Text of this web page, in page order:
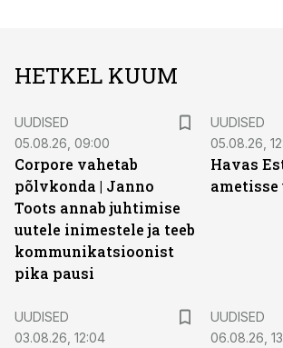
HETKEL KUUM
UUDISED
05.08.26, 09:00
Corpore vahetab
põlvkonda | Janno
Toots annab juhtimise
uutele inimestele ja teeb
kommunikatsioonist
pika pausi
UUDISED
05.08.26,
Havas
ametisse
UUDISED
03.08.26, 12:04
UUDISED
06.08.26,